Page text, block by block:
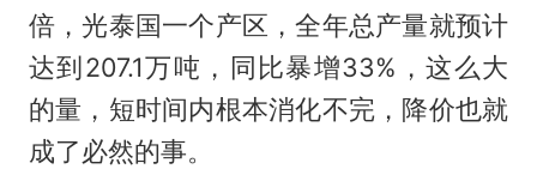
倍，光泰国一个产区，全年总产量就预计
达到207.1万吨，同比暴增33%，这么大
的量，短时间内根本消化不完，降价也就
成了必然的事。